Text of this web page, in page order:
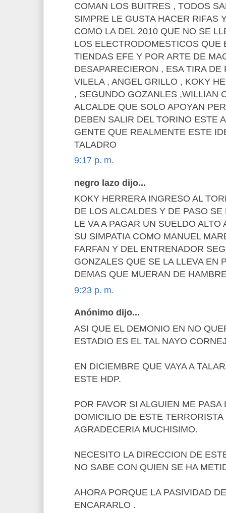
COMAN LOS BUITRES , TODOS
SIMPRE LE GUSTA HACER RIFAS
COMO LA DEL 2010 QUE NO SE
LOS ELECTRODOMESTICOS QUE
TIENDAS EFE Y POR ARTE DE
DESAPARECIERON , ESA TIRA
VILELA , ANGEL GRILLO , KOKY
, SEGUNDO GOZANLES ,WILLIAN
ALCALDE QUE SOLO APOYAN
DEBEN SALIR DEL TORINO ESTE
GENTE QUE REALMENTE ESTE
TALADRO
9:17 p. m.
negro lazo dijo...
KOKY HERRERA INGRESO AL
DE LOS ALCALDES Y DE PASO SE
LE VA A PAGAR UN SUELDO
SU SIMPATIA COMO MANUEL
FARFAN Y DEL ENTRENADOR
GONZALES QUE SE LA LLEVA EN
DEMAS QUE MUERAN DE
9:23 p. m.
Anónimo dijo...
ASI QUE EL DEMONIO EN NO
ESTADIO ES EL TAL NAYO
EN DICIEMBRE QUE VAYA A
ESTE HDP.
POR FAVOR SI ALGUIEN ME
DOMICILIO DE ESTE
AGRADECERIA MUCHISIMO.
NECESITO LA DIRECCION DE
NO SABE CON QUIEN SE HA
AHORA PORQUE LA PASIVIDAD
ENCARARLO .